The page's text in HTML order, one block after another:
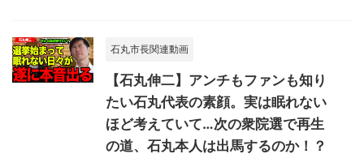
石丸市長関連動画
【石丸伸二】アンチもファンも知り
たい石丸代表の素顔。実は眠れない
ほど考えていて…次の衆院選で再生
の道、石丸本人は出馬するのか！？